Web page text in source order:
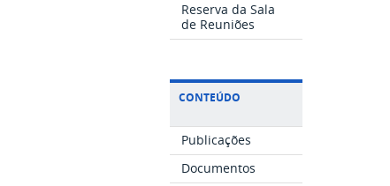
Reserva da Sala
de Reuniões
CONTEÚDO
Publicações
Documentos